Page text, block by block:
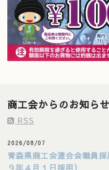
商工会からのお知らせ
RSS
2026/08/07
青森県商工会連合会職員
９年４月１日採用）